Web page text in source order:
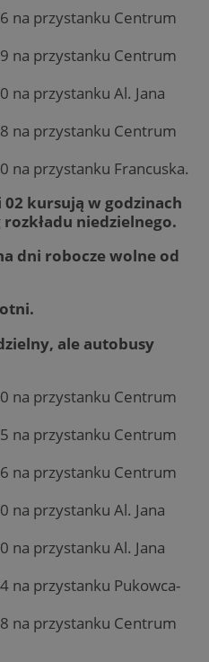
na przystanku Centrum
na przystanku Centrum
na przystanku Al. Jana
na przystanku Centrum
na przystanku Francuska.
02 kursują w godzinach
rozkładu niedzielnego.
dni robocze wolne od
ale autobusy
na przystanku Centrum
na przystanku Centrum
na przystanku Centrum
na przystanku Al. Jana
na przystanku Al. Jana
na przystanku Pukowca-
na przystanku Centrum